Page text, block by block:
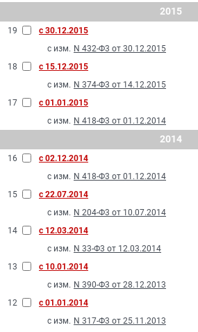
2015
19
с 30.12.2015
с изм. N 432-Ф3 от 30.12.2015
18
с 15.12.2015
с изм. N 374-Ф3 от 14.12.2015
17
с 01.01.2015
с изм. N 418-Ф3 от 01.12.2014
2014
16
с 02.12.2014
с изм. N 418-Ф3 от 01.12.2014
15
с 22.07.2014
с изм. N 204-Ф3 от 10.07.2014
14
с 12.03.2014
с изм. N 33-Ф3 от 12.03.2014
13
с 10.01.2014
с изм. N 390-Ф3 от 28.12.2013
12
с 01.01.2014
с изм. N 317-Ф3 от 25.11.2013